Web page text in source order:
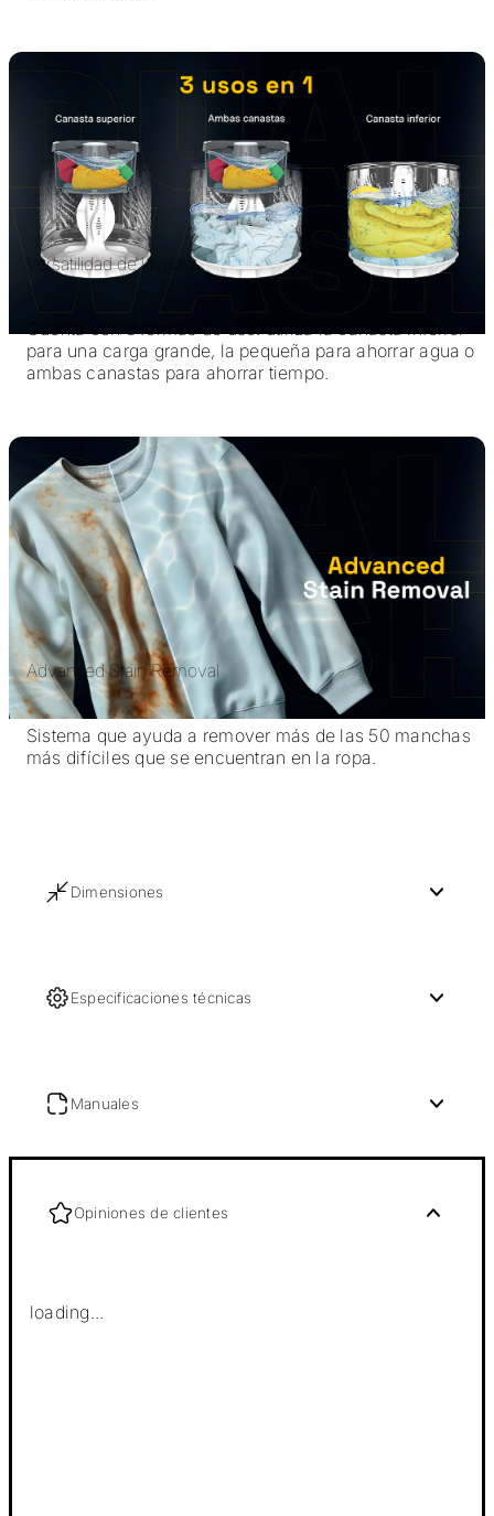
Versatilidad de lavado
para una carga grande, la pequeña para ahorrar agua o
ambas canastas para ahorrar tiempo.
Advanced Stain Removal
Sistema que ayuda a remover más de las 50 manchas
más difíciles que se encuentran en la ropa.
Dimensiones
Especificaciones técnicas
Manuales
Opiniones de clientes
loading...